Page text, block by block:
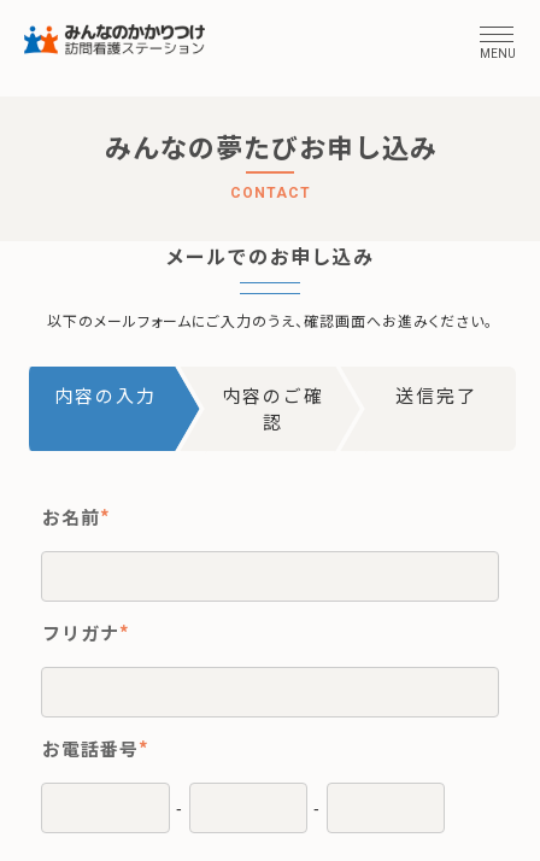
MENU
みんなの夢たびお申し込み
CONTACT
メールでのお申し込み
以下のメールフォームにご入力のうえ、確認画面へお進みください。
内容の入力
内容のご確
認
送信完了
お名前*
フリガナ*
お電話番号*
- -